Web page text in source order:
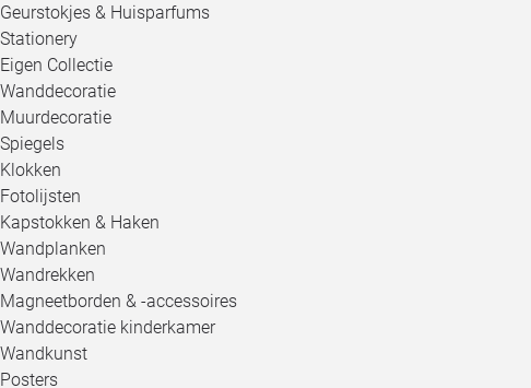
Geurstokjes & Huisparfums
Stationery
Eigen Collectie
Wanddecoratie
Muurdecoratie
Spiegels
Klokken
Fotolijsten
Kapstokken & Haken
Wandplanken
Wandrekken
Magneetborden & -accessoires
Wanddecoratie kinderkamer
Wandkunst
Posters